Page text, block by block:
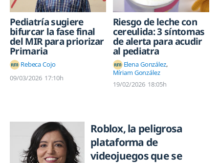
Pediatría sugiere
bifurcar la fase final
del MIR para priorizar
Primaria
Rebeca Cojo
09/03/2026 17:10h
Riesgo de leche con
cereulida: 3 síntomas
de alerta para acudir
al pediatra
Elena González
Míriam González
19/02/2026 18:05h
Roblox, la peligrosa
plataforma de
videojuegos que se